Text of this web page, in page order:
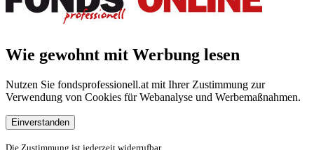
Wie gewohnt mit Werbung lesen
Nutzen Sie fondsprofessionell.at mit Ihrer Zustimmung zur
Verwendung von Cookies für Webanalyse und Werbemaßnahmen.
Einverstanden
Die Zustimmung ist jederzeit widerrufbar.